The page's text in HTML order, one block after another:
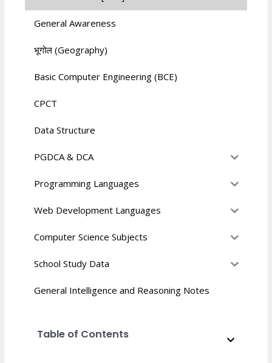
General Awareness
भूगोल (Geography)
Basic Computer Engineering (BCE)
CPCT
Data Structure
PGDCA & DCA
Programming Languages
Web Development Languages
Computer Science Subjects
School Study Data
General Intelligence and Reasoning Notes
Table of Contents